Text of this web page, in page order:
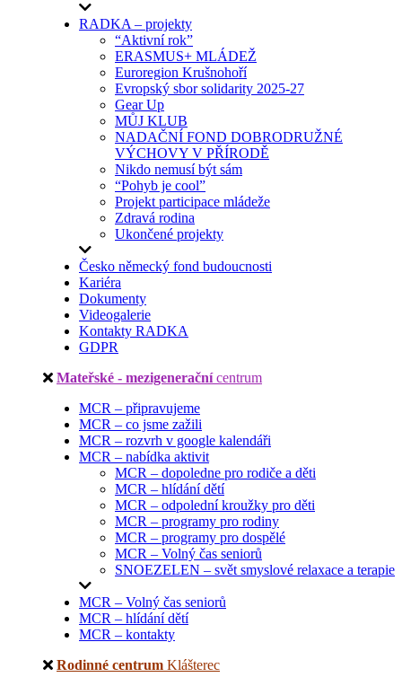
RADKA – projekty
“Aktivní rok”
ERASMUS+ MLÁDEŽ
Euroregion Krušnohoří
Evropský sbor solidarity 2025-27
Gear Up
MŮJ KLUB
NADAČNÍ FOND DOBRODRUŽNÉ
VÝCHOVY V PŘÍRODĚ
Nikdo nemusí být sám
“Pohyb je cool”
Projekt participace mládeže
Zdravá rodina
Ukončené projekty
Česko německý fond budoucnosti
Kariéra
Dokumenty
Videogalerie
Kontakty RADKA
GDPR
Mateřské - mezigenerační centrum
MCR – připravujeme
MCR – co jsme zažili
MCR – rozvrh v google kalendáři
MCR – nabídka aktivit
MCR – dopoledne pro rodiče a děti
MCR – hlídání dětí
MCR – odpolední kroužky pro děti
MCR – programy pro rodiny
MCR – programy pro dospělé
MCR – Volný čas seniorů
SNOEZELEN – svět smyslové relaxace a terapie
MCR – Volný čas seniorů
MCR – hlídání dětí
MCR – kontakty
Rodinné centrum Klášterec